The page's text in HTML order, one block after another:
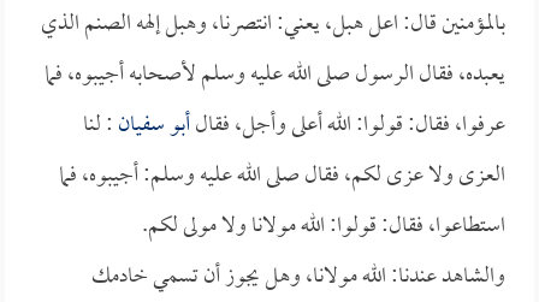
بالمؤمنين قال: اعل هبل، يعني: انتصرنا، وهبل إلهه الصنم الذي
يعبده، فقال الرسول صلى الله عليه وسلم لأصحابه أجيبوه، فما
عرفوا، فقال: قولوا: الله أعلى وأجل، فقالأبو سفيان: لنا
العزى ولا عزى لكم، فقال صلى الله عليه وسلم: أجيبوه، فما
استطاعوا، فقال: قولوا: الله مولانا ولا مولى لكم.
والشاهد عندنا: الله مولانا، وهل يجوز أن تسمي خادمك